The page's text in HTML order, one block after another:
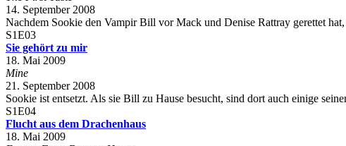
14. September 2008
Nachdem Sookie den Vampir Bill vor Mack und Denise Rattray gerettet
S1E03
Sie gehört zu mir
18. Mai 2009
Mine
21. September 2008
Sookie ist entsetzt. Als sie Bill zu Hause besucht, sind dort auch einige
S1E04
Flucht aus dem Drachenhaus
18. Mai 2009